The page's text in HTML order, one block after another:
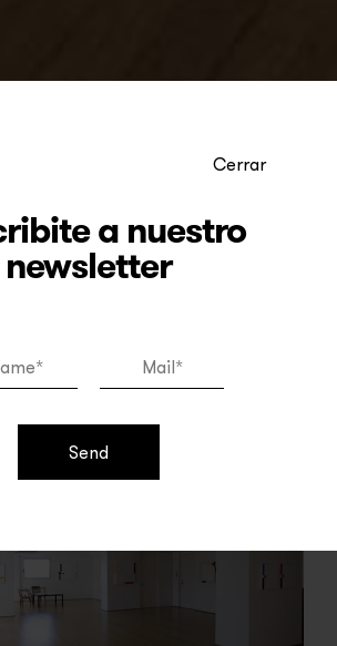
Cerrar
a nuestro
newsletter
Send